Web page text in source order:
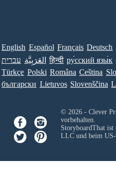
English Español Français Deutsch
עברית العَرَبِيَّة हिन्दी ру́сский язы́к
Türkçe Polski Româna Ceština
български Lietuvos Slovenščina
© 2026 - Clever
vorbehalten.
StoryboardThat ist
LLCund beim US-